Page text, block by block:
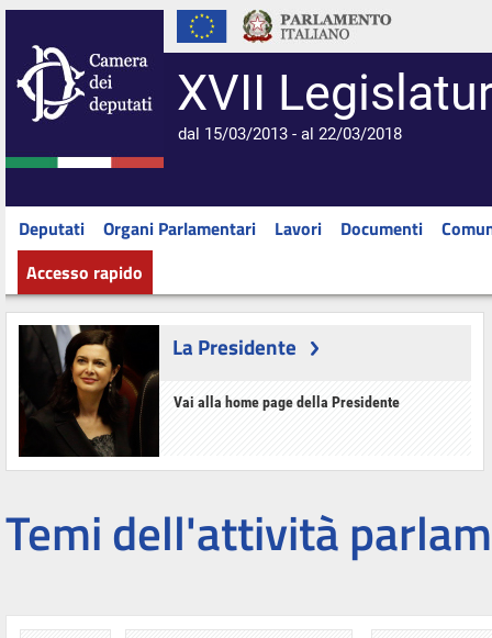
XVII
dal 15/03/2013 - al 22/03/2018
Deputati Organi Parlamentari Lavori Documenti
Accesso rapido
La Presidente
Vai alla home page della Presidente
Temi dell'attività